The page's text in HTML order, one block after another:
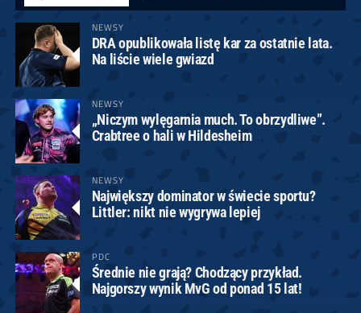
NEWSY
DRA opublikowała listę kar za ostatnie lata.
Na liście wiele gwiazd
NEWSY
„Niczym wylęgarnia much. To obrzydliwe”.
Crabtree o hali w Hildesheim
NEWSY
Największy dominator w świecie sportu?
Littler: nikt nie wygrywa lepiej
PDC
Średnie nie grają? Chodzący przykład.
Najgorszy wynik MvG od ponad 15 lat!